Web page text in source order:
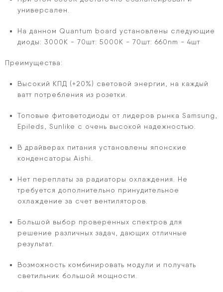
универсален.
На данном Quantum board установлены следующие
диоды: 3000К - 70шт: 5000К - 70шт: 660nm - 4шт
Преимущества:
Высокий КПД (+20%) световой энергии, на каждый
ватт потребления из розетки.
Топовые фитоветодиоды от лидеров рынка Samsung,
Epileds, Sunlike с очень высокой надежностью.
В драйверах питания установлены японские
конденсаторы Aishi.
Нет переплаты за радиаторы охлаждения. Не
требуется дополнительно принудительное
охлаждение за счет вентиляторов.
Большой выбор проверенных спектров для
решение различных задач, дающих отличные
результат.
Возможность комбинировать модули и получать
светильник большой мощности.